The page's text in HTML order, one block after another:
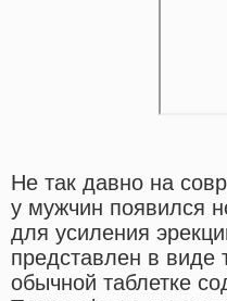
Не так давно на
у мужчин появился
для усиления
представлен в виде
обычной таблетке